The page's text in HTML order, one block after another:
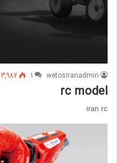
wetosiranadmin
1
3,982
rc model
iran rc